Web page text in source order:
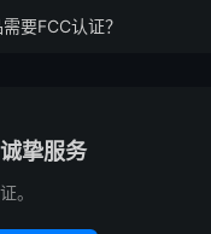
要FCC认证？
挚服务
。